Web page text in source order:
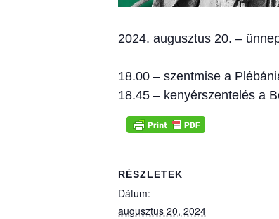
2024. augusztus 20. –
18.00 – szentmise a
18.45 – kenyérszentelés a
RÉSZLETEK
Dátum:
augusztus 20, 2024